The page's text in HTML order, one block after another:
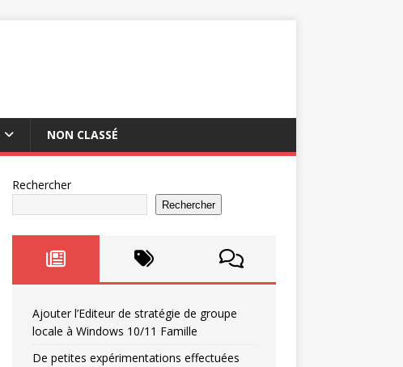
NON CLASSÉ
Rechercher
Rechercher
Ajouter l’Editeur de stratégie de groupe
locale à Windows 10/11 Famille
De petites expérimentations effectuées